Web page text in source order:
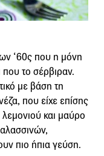
‘60ς που η μόνη
που το σέρβιραν.
με βάση τη
που είχε επίσης
και μαύρο
πιο ήπια γεύση.